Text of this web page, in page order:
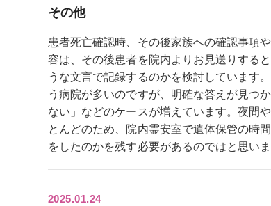
その他
患者死亡確認時、その後家族への確認事項
容は、その後患者を院内よりお見送りする
うな文言で記録するのかを検討しています
う病院が多いのですが、明確な答えが見つ
ない」などのケースが増えています。夜間
とんどのため、院内霊安室で遺体保管の時
をしたのかを残す必要があるのではと思い
2025.01.24